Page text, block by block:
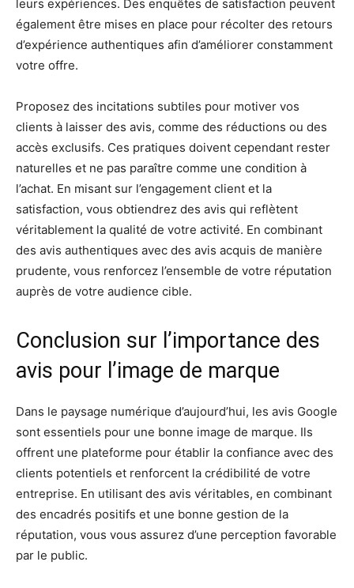
leurs expériences. Des enquêtes de satisfaction peuvent
également être mises en place pour récolter des retours
d’expérience authentiques afin d’améliorer constamment
votre offre.
Proposez des incitations subtiles pour motiver vos
clients à laisser des avis, comme des réductions ou des
accès exclusifs. Ces pratiques doivent cependant rester
naturelles et ne pas paraître comme une condition à
l’achat. En misant sur l’engagement client et la
satisfaction, vous obtiendrez des avis qui reflètent
véritablement la qualité de votre activité. En combinant
des avis authentiques avec des avis acquis de manière
prudente, vous renforcez l’ensemble de votre réputation
auprès de votre audience cible.
Conclusion sur l’importance des
avis pour l’image de marque
Dans le paysage numérique d’aujourd’hui, les avis Google
sont essentiels pour une bonne image de marque. Ils
offrent une plateforme pour établir la confiance avec des
clients potentiels et renforcent la crédibilité de votre
entreprise. En utilisant des avis véritables, en combinant
des encadrés positifs et une bonne gestion de la
réputation, vous vous assurez d’une perception favorable
par le public.